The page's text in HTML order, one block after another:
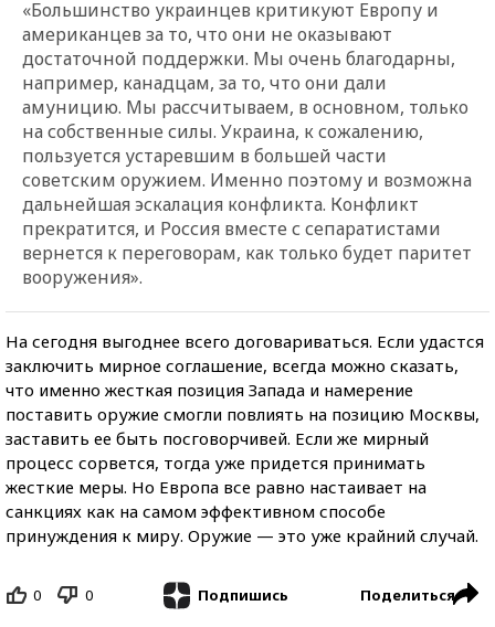
«Большинство украинцев критикуют Европу и
американцев за то, что они не оказывают
достаточной поддержки. Мы очень благодарны,
например, канадцам, за то, что они дали
амуницию. Мы рассчитываем, в основном, только
на собственные силы. Украина, к сожалению,
пользуется устаревшим в большей части
советским оружием. Именно поэтому и возможна
дальнейшая эскалация конфликта. Конфликт
прекратится, и Россия вместе с сепаратистами
вернется к переговорам, как только будет паритет
вооружения».
На сегодня выгоднее всего договариваться. Если удастся
заключить мирное соглашение, всегда можно сказать,
что именно жесткая позиция Запада и намерение
поставить оружие смогли повлиять на позицию Москвы,
заставить ее быть посговорчивей. Если же мирный
процесс сорвется, тогда уже придется принимать
жесткие меры. Но Европа все равно настаивает на
санкциях как на самом эффективном способе
принуждения к миру. Оружие — это уже крайний случай.
0 0 Подпишись Поделиться